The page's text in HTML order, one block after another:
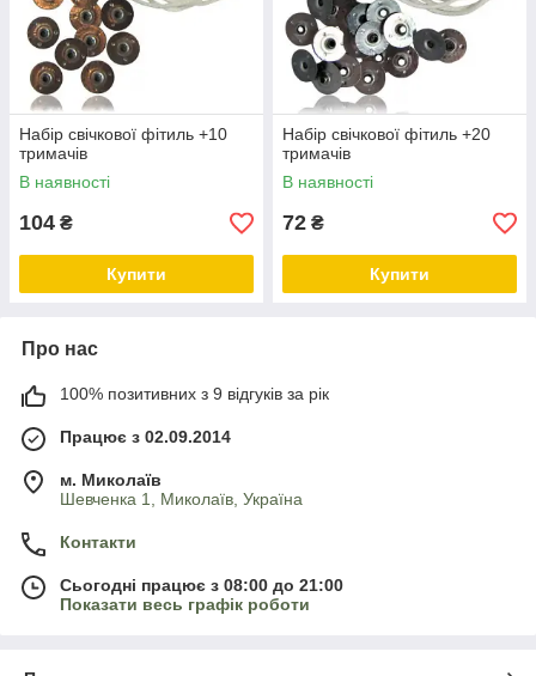
Набір свічкової фітиль +10
тримачів
В наявності
104 ₴
Купити
Набір свічкової фітиль +20
тримачів
В наявності
72 ₴
Купити
Про нас
100% позитивних з 9 відгуків за рік
Працює з 02.09.2014
м. Миколаїв
Шевченка 1, Миколаїв, Україна
Контакти
Сьогодні працює з 08:00 до 21:00
Показати весь графік роботи